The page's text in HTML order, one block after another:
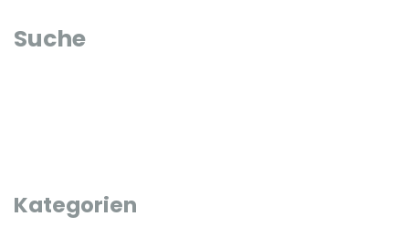
Suche
Kategorien